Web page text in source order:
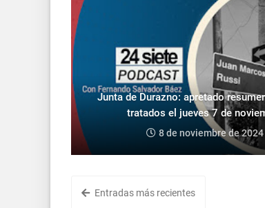
Junta de Durazno: apretado
tratados el jueves 7 de
8 de noviembre de 2024
Entradas más recientes